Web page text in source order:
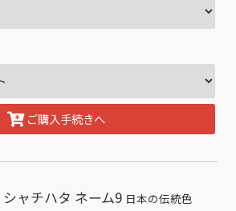
ご購入手続きへ
シャチハタ ネーム9 日本の伝統色